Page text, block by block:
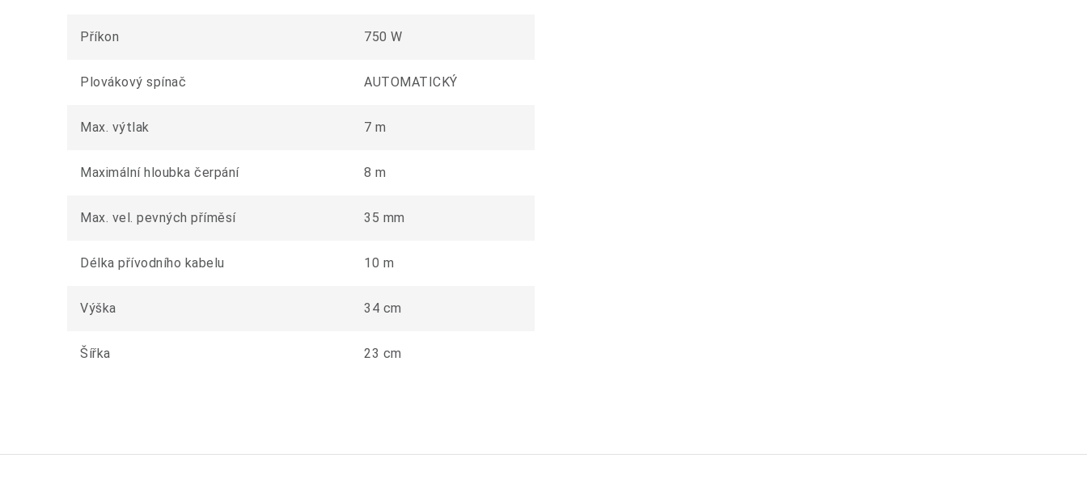
Příkon 750 W
Plovákový spínač AUTOMATICKÝ
Max. výtlak 7 m
Maximální hloubka čerpání 8 m
Max. vel. pevných příměsí 35 mm
Délka přívodního kabelu 10 m
Výška 34 cm
Šířka 23 cm